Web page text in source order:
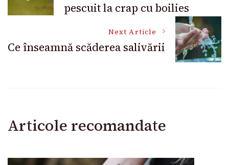
Navigationpescuit la crap cu boilies
Next Article
Ce înseamnă scăderea salivării
Articole recomandate